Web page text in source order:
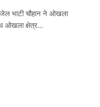
भाटी चौहान ने ओखला
ओखला क्षेत्र…